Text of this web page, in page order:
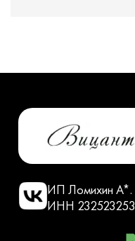
ИП Ломихин А*.
ИНН 232523253